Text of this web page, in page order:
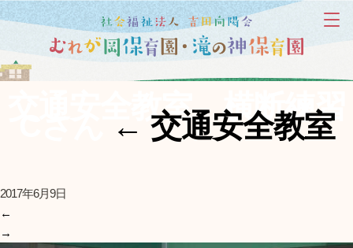
交通安全教室 横断練習
← 交通安全教室
2017年6月9日
←
→